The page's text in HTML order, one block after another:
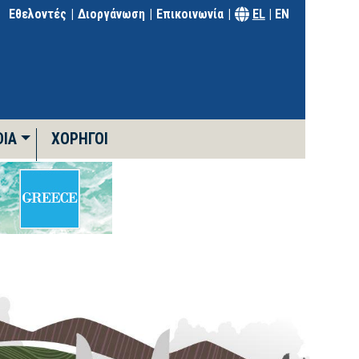
Εθελοντές Διοργάνωση Επικοινωνία EL| EN
ΧΟΡΗΓΟΊ